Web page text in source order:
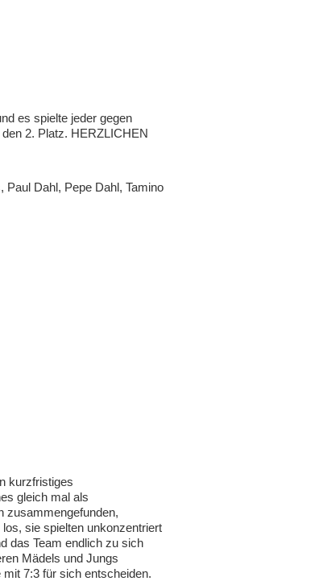
es spielte jeder gegen
2. Platz. HERZLICHEN
Paul Dahl, Pepe Dahl, Tamino
kurzfristiges
gleich mal als
zusammengefunden,
sie spielten unkonzentriert
das Team endlich zu sich
Mädels und Jungs
7:3 für sich entscheiden.